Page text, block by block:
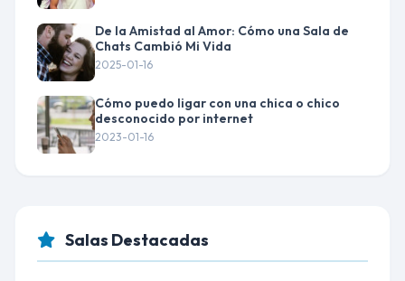
De la Amistad al Amor: Cómo una Sala de
Chats Cambió Mi Vida
2025-01-16
Cómo puedo ligar con una chica o chico
desconocido por internet
2023-01-16
Salas Destacadas